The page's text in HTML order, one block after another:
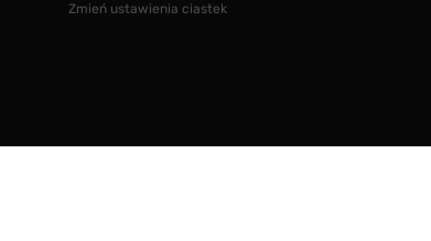
Zmień ustawienia ciastek